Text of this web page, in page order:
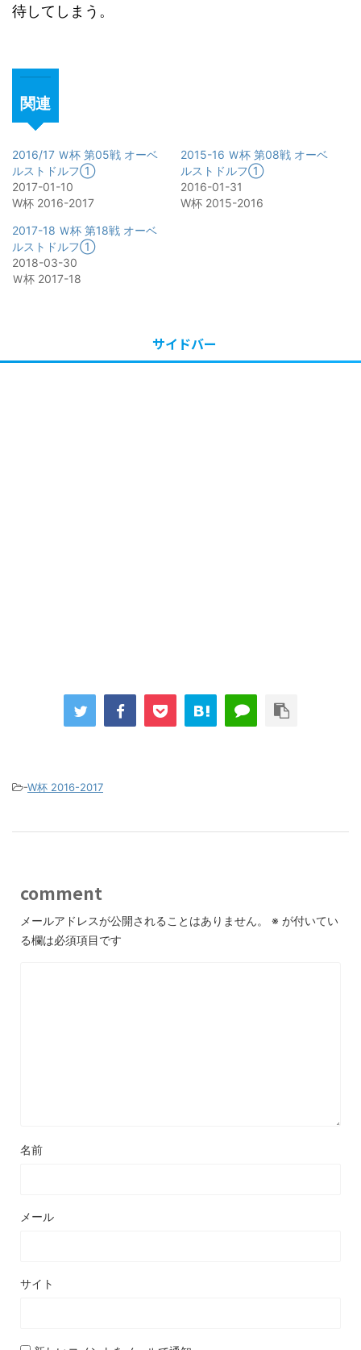
待してしまう。
関連
2016/17 Ｗ杯 第05戦 オーベ
ルストドルフ①
2017-01-10
W杯 2016-2017
2015-16 Ｗ杯 第08戦 オーベ
ルストドルフ①
2016-01-31
W杯 2015-2016
2017-18 Ｗ杯 第18戦 オーベ
ルストドルフ①
2018-03-30
Ｗ杯 2017-18
サイドバー
-W杯 2016-2017
comment
メールアドレスが公開されることはありません。 ※ が付いてい
る欄は必須項目です
名前
メール
サイト